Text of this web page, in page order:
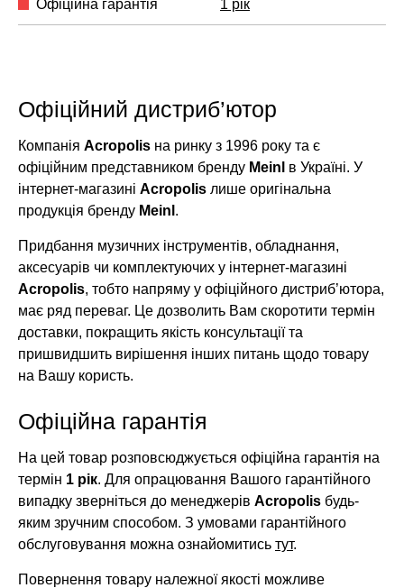
Офіційна гарантія 1 рік
Офіційний дистриб’ютор
Компанія Acropolis на ринку з 1996 року та є
офіційним представником бренду Meinl в Україні. У
інтернет-магазині Acropolis лише оригінальна
продукція бренду Meinl .
Придбання музичних інструментів, обладнання,
аксесуарів чи комплектуючих у інтернет-магазині
Acropolis, тобто напряму у офіційного дистриб’ютора,
має ряд переваг. Це дозволить Вам скоротити термін
доставки, покращить якість консультації та
пришвидшить вирішення інших питань щодо товару
на Вашу користь.
Офіційна гарантія
На цей товар розповсюджується офіційна гарантія на
термін 1 рік. Для опрацювання Вашого гарантійного
випадку зверніться до менеджерів Acropolis будь-
яким зручним способом. З умовами гарантійного
обслуговування можна ознайомитись тут.
Повернення товару належної якості можливе